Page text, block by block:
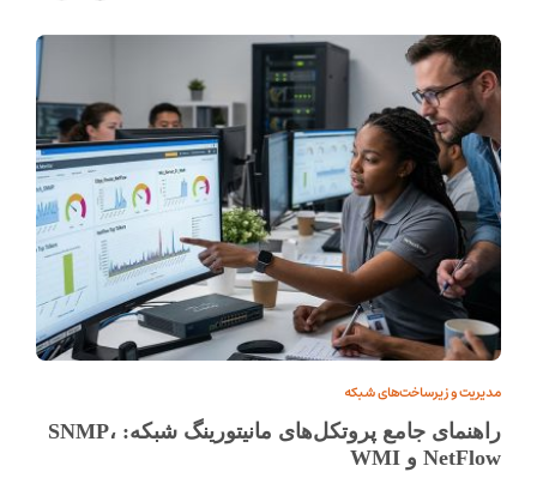
مدیریت و زیرساخت‌های شبکه
راهنمای جامع پروتکل‌های مانیتورینگ شبکه: SNMP،
NetFlow و WMI